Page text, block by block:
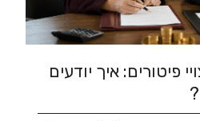
פיצויי פיטורים: איך יודעים